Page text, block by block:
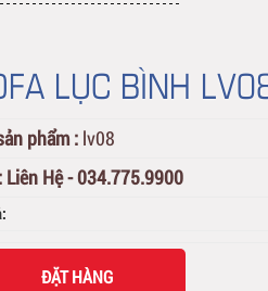
LỤC BÌNH
phẩm : lv08
Liên Hệ - 034.775.9900
ĐẶT HÀNG